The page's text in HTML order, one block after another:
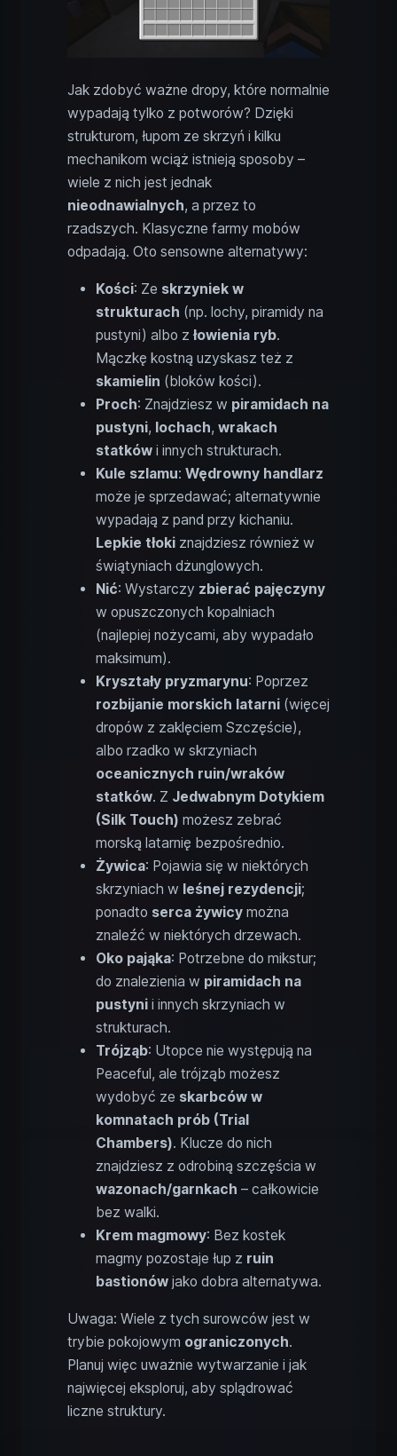
Jak zdobyć ważne dropy, które normalnie
wypadają tylko z potworów? Dzięki
strukturom, łupom ze skrzyń i kilku
mechanikom wciąż istnieją sposoby –
wiele z nich jest jednak
nieodnawialnych, a przez to
rzadszych. Klasyczne farmy mobów
odpadają. Oto sensowne alternatywy:
Kości: Ze skrzyniek w
strukturach (np. lochy, piramidy na
pustyni) albo z łowienia ryb.
Mączkę kostną uzyskasz też z
skamielin (bloków kości).
Proch: Znajdziesz w piramidach na
pustyni, lochach, wrakach
statków i innych strukturach.
Kule szlamu: Wędrowny handlarz
może je sprzedawać; alternatywnie
wypadają z pand przy kichaniu.
Lepkie tłoki znajdziesz również w
świątyniach dżunglowych.
Nić: Wystarczy zbierać pajęczyny
w opuszczonych kopalniach
(najlepiej nożycami, aby wypadało
maksimum).
Kryształy pryzmarynu: Poprzez
rozbijanie morskich latarni (więcej
dropów z zaklęciem Szczęście),
albo rzadko w skrzyniach
oceanicznych ruin/wraków
statków. Z Jedwabnym Dotykiem
(Silk Touch) możesz zebrać
morską latarnię bezpośrednio.
Żywica: Pojawia się w niektórych
skrzyniach w leśnej rezydencji;
ponadto serca żywicy można
znaleźć w niektórych drzewach.
Oko pająka: Potrzebne do mikstur;
do znalezienia w piramidach na
pustyni i innych skrzyniach w
strukturach.
Trójząb: Utopce nie występują na
Peaceful, ale trójząb możesz
wydobyć ze skarbców w
komnatach prób (Trial
Chambers). Klucze do nich
znajdziesz z odrobiną szczęścia w
wazonach/garnkach – całkowicie
bez walki.
Krem magmowy: Bez kostek
magmy pozostaje łup z ruin
bastionów jako dobra alternatywa.
Uwaga: Wiele z tych surowców jest w
trybie pokojowym ograniczonych.
Planuj więc uważnie wytwarzanie i jak
najwięcej eksploruj, aby splądrować
liczne struktury.